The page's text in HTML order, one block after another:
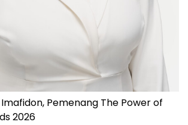
Pemenang The Power of
2026